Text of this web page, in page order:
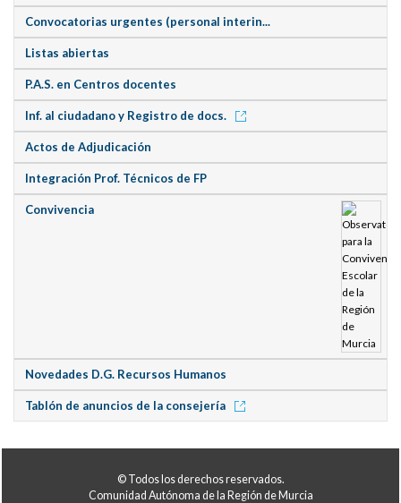
Convocatorias urgentes (personal interin...
Listas abiertas
P.A.S. en Centros docentes
Inf. al ciudadano y Registro de docs.
Actos de Adjudicación
Integración Prof. Técnicos de FP
Convivencia
Novedades D.G. Recursos Humanos
Tablón de anuncios de la consejería
© Todos los derechos reservados.
Comunidad Autónoma de la Región de Murcia